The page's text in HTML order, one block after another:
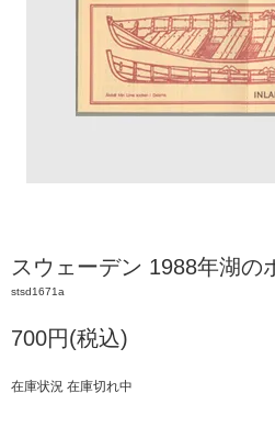
スウェーデン 1988年湖の
stsd1671a
700円(税込)
在庫状況 在庫切れ中